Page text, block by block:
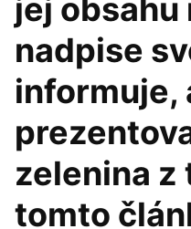
jej obsahu
nadpise
informuje,
zelenina z
tomto